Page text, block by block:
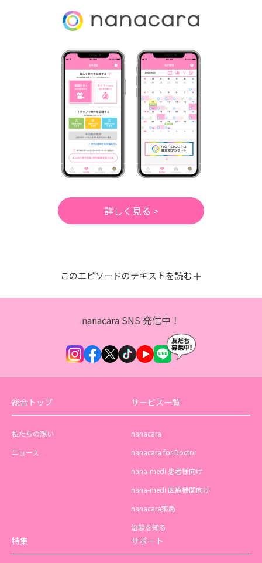
詳しく見る >
このエピソードのテキストを読む
nanacara SNS 発信中！
総合トップ
私たちの想い
ニュース
サービス一覧
nanacara
nanacara for Doctor
nana-medi 患者様向け
nana-medi 医療機関向け
nanacara薬局
治験を知る
特集 サポート